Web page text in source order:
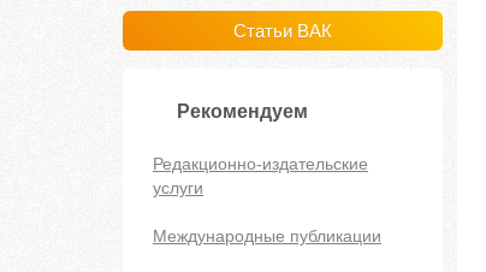
Статьи ВАК
Рекомендуем
Редакционно-издательские
услуги
Международные публикации